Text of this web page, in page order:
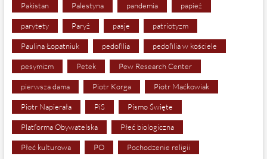
Pakistan Palestyna pandemia papież
parytety Paryż pasje patriotyzm
Paulina Łopatniuk pedofilia pedofilia w kościele
pesymizm Petek Pew Research Center
pierwsza dama Piotr Korga Piotr Maćkowiak
Piotr Napierała PiS Pismo Święte
Platforma Obywatelska Płeć biologiczna
Płeć kulturowa PO Pochodzenie religii